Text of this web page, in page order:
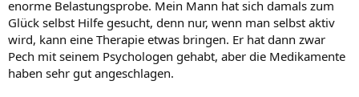
enorme Belastungsprobe. Mein Mann hat sich damals zum
Glück selbst Hilfe gesucht, denn nur, wenn man selbst aktiv
wird, kann eine Therapie etwas bringen. Er hat dann zwar
Pech mit seinem Psychologen gehabt, aber die Medikamente
haben sehr gut angeschlagen.